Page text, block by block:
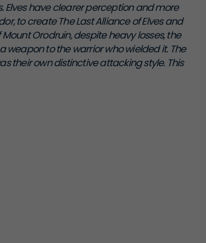
have clearer perception and more
to create The Last Alliance of Elves and
Orodruin, despite heavy losses, the
weapon to the warrior who wielded it. The
their own distinctive attacking style. This